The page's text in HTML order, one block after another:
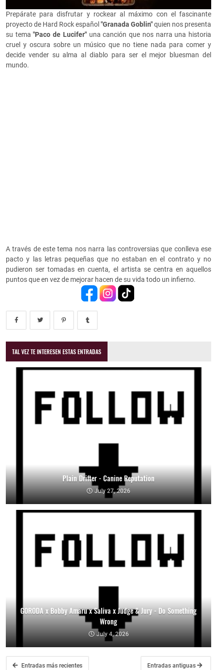
Prepárate para disfrutar y rockear al máximo con el fascinante
proyecto de Hard Rock español "Granada Goblin"quien nos presenta
su tema"Paco de Lucifer" una canción que nos narra una historia
cruel y oscura sobre un músico que no tiene nada para comer y
decide vender su alma al diablo para ser el mejor bluesman del
mundo.
A través de este tema nos narra las controversias que conlleva ese
pacto y las letras pequeñas que no estaban en el contrato y no
pudieron ser tomadas en cuenta, el artista se centra en aquellos
puntos que en vez de mejorar hacen de su vida todo un infierno.
TAL VEZ TE INTERESEN ESTAS ENTRADAS
Plain Drifter - Canine Reputation
July 27, 2026
GORODA x Bobby Amaru x Saliva x Judge & Jury - Do Something
Wrong
July 4, 2026
Entradas más recientes Entradas antiguas